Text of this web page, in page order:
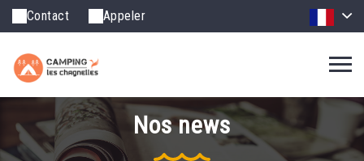
Contact Appeler
Nos news